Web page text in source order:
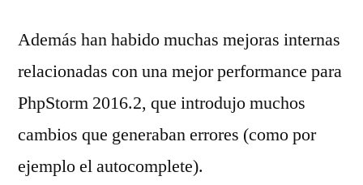
Además han habido muchas mejoras internas
relacionadas con una mejor performance para
PhpStorm 2016.2, que introdujo muchos
cambios que generaban errores (como por
ejemplo el autocomplete).